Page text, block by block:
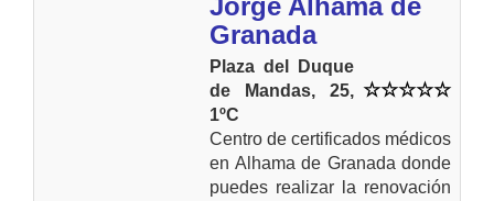
Jorge Alhama de
Granada
Plaza del Duque
de Mandas, 25,
1ºC
Centro de certificados médicos
en Alhama de Granada donde
puedes realizar la renovación